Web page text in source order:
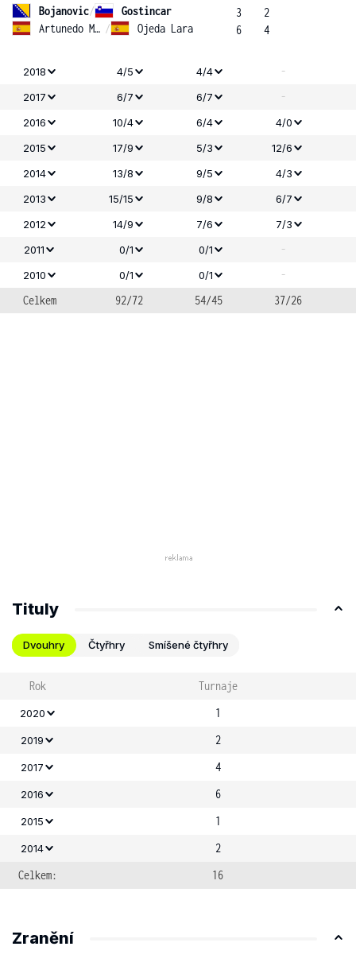
Bojanovic/
Gostincar
Artunedo Martinavarr / Ojeda Lara
3
6
2
4
2018 4/5 4/4 -
2017 6/7 6/7 -
2016 10/4 6/4
4/0
2015
17/9 5/3
12/6
2014
13/8 9/5
4/3
2013
15/15 9/8
6/7
2012
14/9 7/6
7/3
2011
0/1 0/1 -
2010 0/1 0/1
-
Celkem
92/72 54/45 37/26
Tituly
Dvouhry Čtyřhry Smíšené čtyřhry
Rok Turnaje
2020 1
2019 2
2017 4
2016 6
2015 1
2014
2
Celkem:
16
Zranění